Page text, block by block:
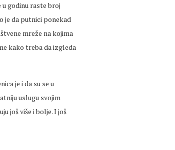
u godinu raste broj
je da putnici ponekad
mreže na kojima
kako treba da izgleda
je i da su se u
uslugu svojim
još više i bolje. I još